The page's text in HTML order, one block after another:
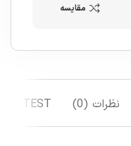
مقایسه
نظرات (0) TEST